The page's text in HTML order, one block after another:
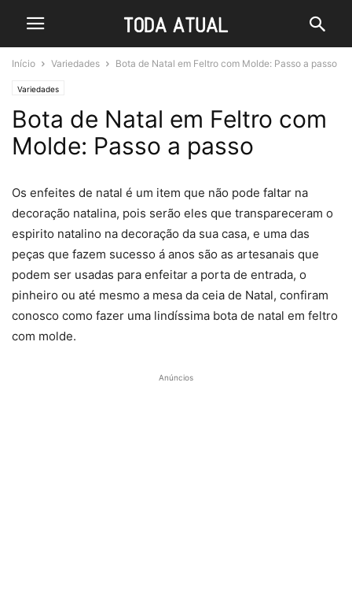
Início Variedades Bota de Natal em Feltro com Molde: Passo a passo
Variedades
Bota de Natal em Feltro com
Molde: Passo a passo
Os enfeites de natal é um item que não pode faltar na
decoração natalina, pois serão eles que transpareceram o
espirito natalino na decoração da sua casa, e uma das
peças que fazem sucesso á anos são as artesanais que
podem ser usadas para enfeitar a porta de entrada, o
pinheiro ou até mesmo a mesa da ceia de Natal, confiram
conosco como fazer uma lindíssima bota de natal em feltro
com molde.
Anúncios